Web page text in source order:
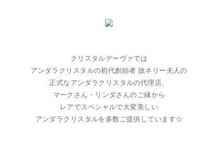
クリスタルデーヴァでは
アンダラクリスタルの初代創始者 故ネリー夫人の
正式なアンダラクリスタルの代理店、
マークさん・リンダさんのご縁から
レアでスペシャルで大変美しい
アンダラクリスタルを多数ご提供しています☆